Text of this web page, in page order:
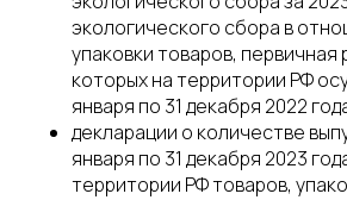
экологического сбора в
упаковки товаров, первичная
которых на территории РФ
января по 31 декабря 2022
декларации о количестве
января по 31 декабря 2023
территории РФ товаров,